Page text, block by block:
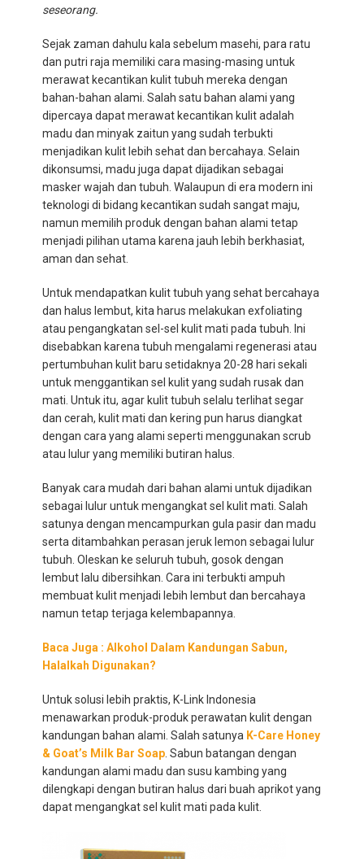
seseorang.
Sejak zaman dahulu kala sebelum masehi, para ratu
dan putri raja memiliki cara masing-masing untuk
merawat kecantikan kulit tubuh mereka dengan
bahan-bahan alami. Salah satu bahan alami yang
dipercaya dapat merawat kecantikan kulit adalah
madu dan minyak zaitun yang sudah terbukti
menjadikan kulit lebih sehat dan bercahaya. Selain
dikonsumsi, madu juga dapat dijadikan sebagai
masker wajah dan tubuh. Walaupun di era modern ini
teknologi di bidang kecantikan sudah sangat maju,
namun memilih produk dengan bahan alami tetap
menjadi pilihan utama karena jauh lebih berkhasiat,
aman dan sehat.
Untuk mendapatkan kulit tubuh yang sehat bercahaya
dan halus lembut, kita harus melakukan exfoliating
atau pengangkatan sel-sel kulit mati pada tubuh. Ini
disebabkan karena tubuh mengalami regenerasi atau
pertumbuhan kulit baru setidaknya 20-28 hari sekali
untuk menggantikan sel kulit yang sudah rusak dan
mati. Untuk itu, agar kulit tubuh selalu terlihat segar
dan cerah, kulit mati dan kering pun harus diangkat
dengan cara yang alami seperti menggunakan scrub
atau lulur yang memiliki butiran halus.
Banyak cara mudah dari bahan alami untuk dijadikan
sebagai lulur untuk mengangkat sel kulit mati. Salah
satunya dengan mencampurkan gula pasir dan madu
serta ditambahkan perasan jeruk lemon sebagai lulur
tubuh. Oleskan ke seluruh tubuh, gosok dengan
lembut lalu dibersihkan. Cara ini terbukti ampuh
membuat kulit menjadi lebih lembut dan bercahaya
namun tetap terjaga kelembapannya.
Baca Juga : Alkohol Dalam Kandungan Sabun,
Halalkah Digunakan?
Untuk solusi lebih praktis, K-Link Indonesia
menawarkan produk-produk perawatan kulit dengan
kandungan bahan alami. Salah satunya K-Care Honey
& Goat’s Milk Bar Soap. Sabun batangan dengan
kandungan alami madu dan susu kambing yang
dilengkapi dengan butiran halus dari buah aprikot yang
dapat mengangkat sel kulit mati pada kulit.